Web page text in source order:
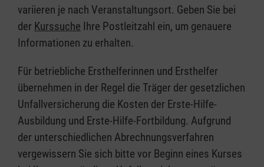
variieren je nach Veranstaltungsort. Geben Sie bei
der Kurssuche Ihre Postleitzahl ein, um genauere
Informationen zu erhalten.
Für betriebliche Ersthelferinnen und Ersthelfer
übernehmen in der Regel die Träger der gesetzlichen
Unfallversicherung die Kosten der Erste-Hilfe-
Ausbildung und Erste-Hilfe-Fortbildung. Aufgrund
der unterschiedlichen Abrechnungsverfahren
vergewissern Sie sich bitte vor Beginn eines Kurses